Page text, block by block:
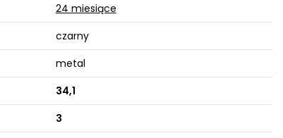
24 miesiące
czarny
metal
34,1
3